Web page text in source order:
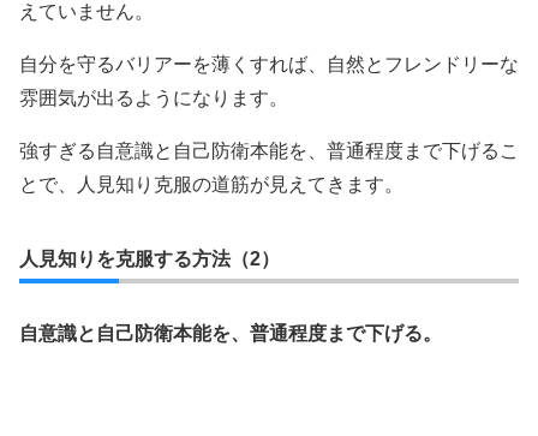
えていません。
自分を守るバリアーを薄くすれば、自然とフレンドリーな
雰囲気が出るようになります。
強すぎる自意識と自己防衛本能を、普通程度まで下げるこ
とで、人見知り克服の道筋が見えてきます。
人見知りを克服する方法（2）
自意識と自己防衛本能を、普通程度まで下げる。